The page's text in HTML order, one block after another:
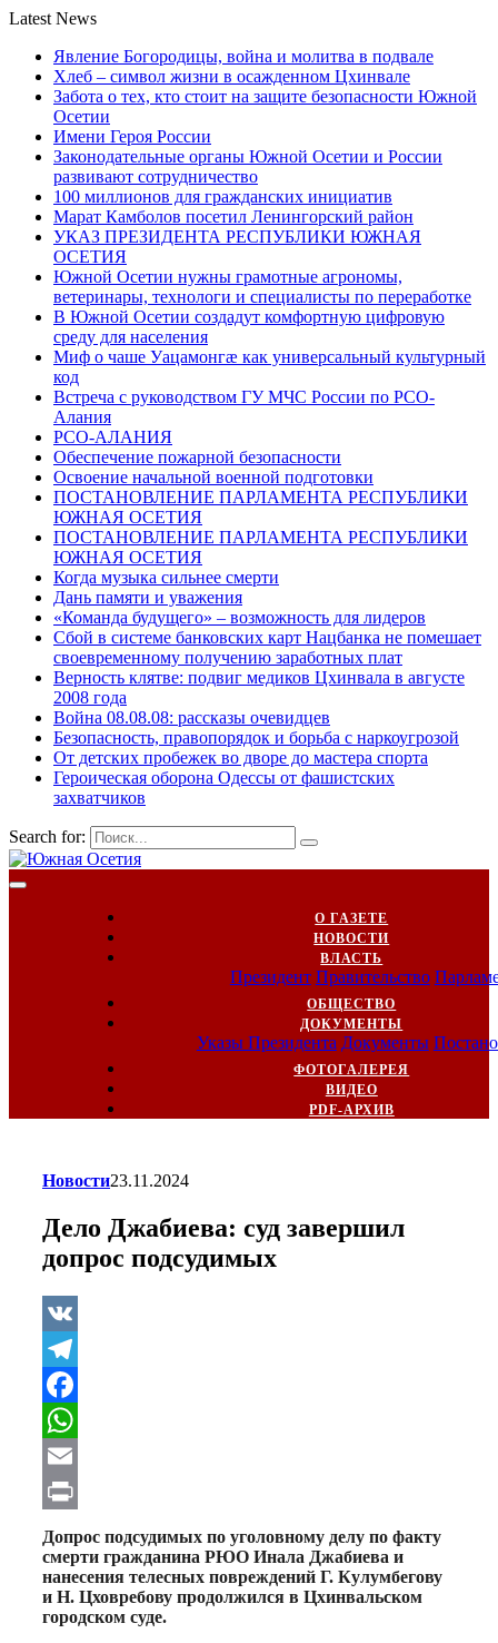
Latest News
Явление Богородицы, война и молитва в подвале
Хлеб – символ жизни в осажденном Цхинвале
Забота о тех, кто стоит на защите безопасности Южной
Осетии
Имени Героя России
Законодательные органы Южной Осетии и России
развивают сотрудничество
100 миллионов для гражданских инициатив
Марат Камболов посетил Ленингорский район
УКАЗ ПРЕЗИДЕНТА РЕСПУБЛИКИ ЮЖНАЯ
ОСЕТИЯ
Южной Осетии нужны грамотные агрономы,
ветеринары, технологи и специалисты по переработке
В Южной Осетии создадут комфортную цифровую
среду для населения
Миф о чаше Уацамонгæ как универсальный культурный
код
Встреча с руководством ГУ МЧС России по РСО-
Алания
РСО-АЛАНИЯ
Обеспечение пожарной безопасности
Освоение начальной военной подготовки
ПОСТАНОВЛЕНИЕ ПАРЛАМЕНТА РЕСПУБЛИКИ
ЮЖНАЯ ОСЕТИЯ
ПОСТАНОВЛЕНИЕ ПАРЛАМЕНТА РЕСПУБЛИКИ
ЮЖНАЯ ОСЕТИЯ
Когда музыка сильнее смерти
Дань памяти и уважения
«Команда будущего» – возможность для лидеров
Сбой в системе банковских карт Нацбанка не помешает
своевременному получению заработных плат
Верность клятве: подвиг медиков Цхинвала в августе
2008 года
Война 08.08.08: рассказы очевидцев
Безопасность, правопорядок и борьба с наркоугрозой
От детских пробежек во дворе до мастера спорта
Героическая оборона Одессы от фашистских
захватчиков
Search for:
О ГАЗЕТЕ
НОВОСТИ
ВЛАСТЬ
Президент Правительство
ОБЩЕСТВО
ДОКУМЕНТЫ
Указы Президента Документы
ФОТОГАЛЕРЕЯ
ВИДЕО
PDF-АРХИВ
Новости23.11.2024
Дело Джабиева: суд завершил
допрос подсудимых
VK
Telegram
Facebook
WhatsApp
Email
Print
Допрос подсудимых по уголовному делу по факту
смерти гражданина РЮО Инала Джабиева и
нанесения телесных повреждений Г. Кулумбегову
и Н. Цховребову продолжился в Цхинвальском
городском суде.